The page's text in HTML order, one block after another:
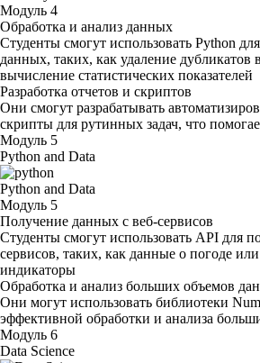
Модуль 4
Обработка и анализ данных
Студенты смогут использовать Python
данных, таких, как удаление дубликатов
вычисление статистических показателей
Разработка отчетов и скриптов
Они смогут разрабатывать
скрипты для рутинных задач, что
Модуль 5
Python and Data
Python and Data
Модуль 5
Получение данных с веб-сервисов
Студенты смогут использовать API для
сервисов, таких, как данные о погоде
индикаторы
Обработка и анализ больших объемов
Они могут использовать библиотеки
эффективной обработки и анализа
Модуль 6
Data Science